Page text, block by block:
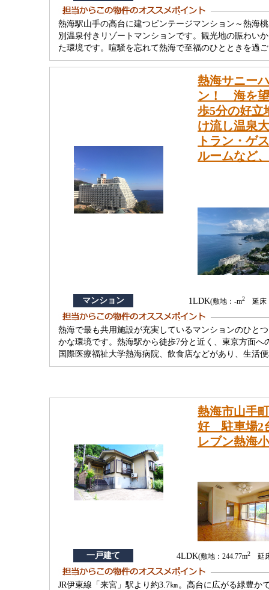
熱海駅山手の高台に建つビンテージマンション～熱海
別温泉付きリゾートマンションです。観光地の賑わい
た環境です。喧騒を忘れて熱海で至福のひとときを過
熱海サニー
ン！ 海を
歩5分の好
け流し温泉
トラン・ゲ
ルームなど
マンション 1LDK(敷地：-m2 延床
熱海で最も共用施設が充実しているマンションのひと
かな環境です。熱海駅から徒歩7分と近く、東京方面
国際医療福祉大学熱海病院、飲食店などがあり、生活
熱海市山手
好 駐車場2
レブン熱海
一戸建て 4LDK(敷地：244.77m2延床
JR伊東線「来宮」駅より約3.7㎞。高台に広がる緑豊